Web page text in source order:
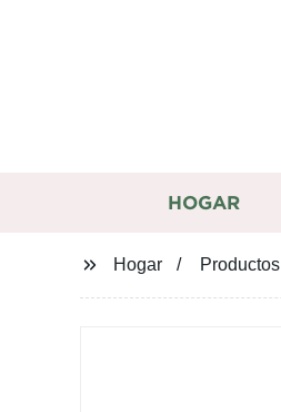
HOGAR
Hogar Productos